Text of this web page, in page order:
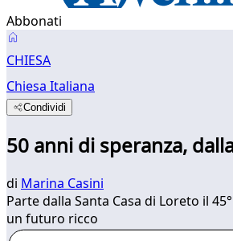
Abbonati
CHIESA
Chiesa Italiana
Condividi
50 anni di speranza,
di Marina Casini
Parte dalla Santa Casa di Loreto il
un futuro ricco